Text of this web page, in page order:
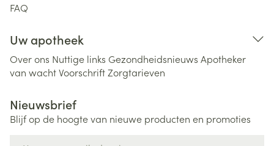
FAQ
Uw apotheek
Over ons Nuttige links Gezondheidsnieuws Apotheker
van wachtVoorschriftZorgtarieven
Nieuwsbrief
Blijf op de hoogte van nieuwe producten en promoties